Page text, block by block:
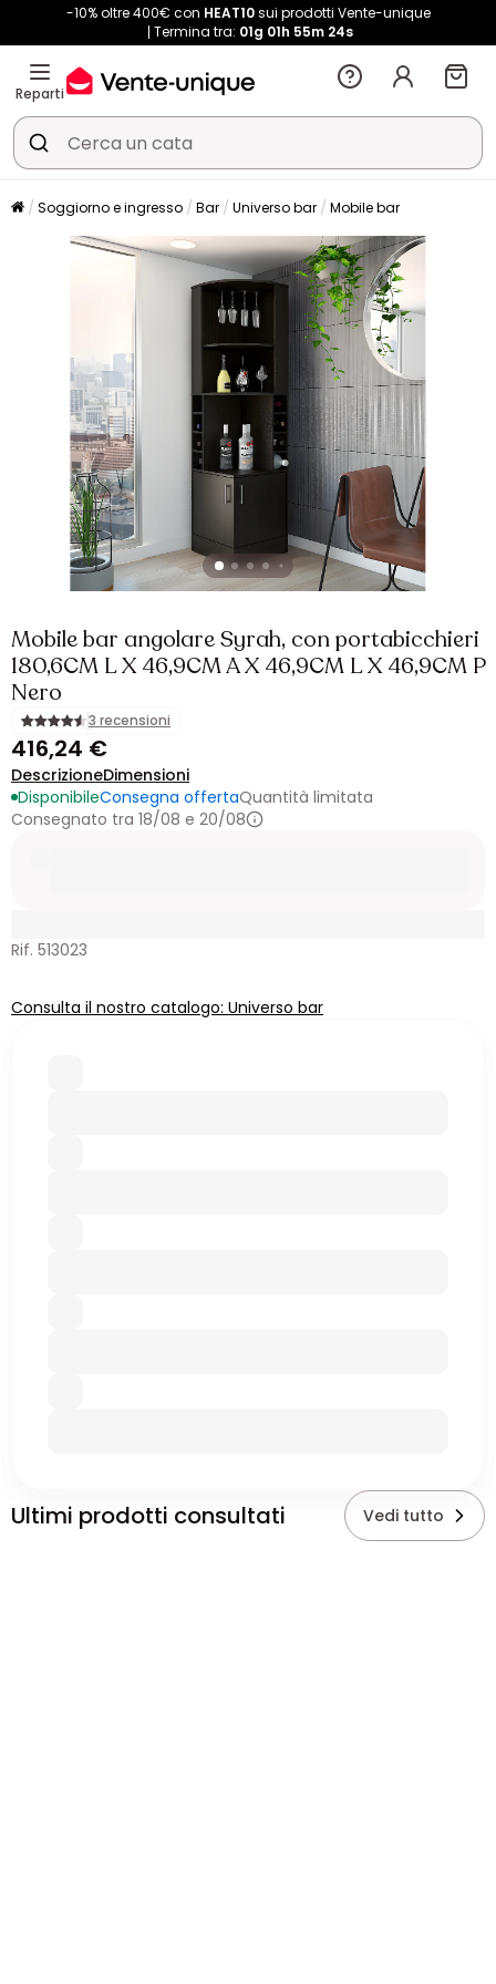
-10% oltre 400€ con HEAT10sui prodotti Vente-unique
Termina tra: 01g 01h 55m 24s
Reparti
Soggiorno e ingresso Bar Universo bar Mobile bar
Mobile bar angolare Syrah, con portabicchieri
180,6CM L X 46,9CM A X 46,9CM L X 46,9CM P
Nero
3 recensioni
416,24 €
DescrizioneDimensioni
DisponibileConsegna offertaQuantità limitata
Consegnato tra 18/08 e 20/08
Rif. 513023
Consulta il nostro catalogo: Universo bar
Ultimi prodotti consultati Vedi tutto